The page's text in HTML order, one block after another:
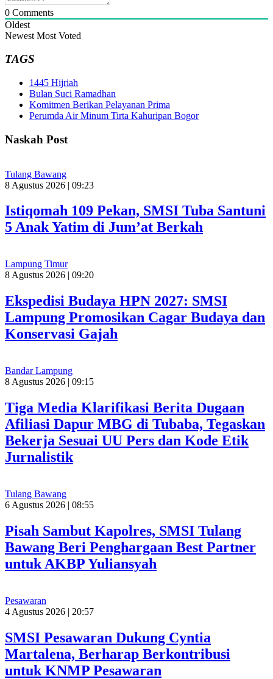
0 Comments
Oldest
Newest Most Voted
TAGS
1445 Hijriah
Bulan Suci Ramadhan
Komitmen Berikan Pelayanan Prima
Perumda Air Minum Tirta Kahuripan Bogor
Naskah Post
Tulang Bawang
8 Agustus 2026 | 09:23
Istiqomah 109 Pekan, SMSI Tuba Santuni
5 Anak Yatim di Jum’at Berkah
Lampung Timur
8 Agustus 2026 | 09:20
Ekspedisi Budaya HPN 2027: SMSI
Lampung Promosikan Cagar Budaya dan
Konservasi Gajah
Bandar Lampung
8 Agustus 2026 | 09:15
Tiga Media Klarifikasi Berita Dugaan
Afiliasi Dapur MBG di Tubaba, Tegaskan
Bekerja Sesuai UU Pers dan Kode Etik
Jurnalistik
Tulang Bawang
6 Agustus 2026 | 08:55
Pisah Sambut Kapolres, SMSI Tulang
Bawang Beri Penghargaan Best Partner
untuk AKBP Yuliansyah
Pesawaran
4 Agustus 2026 | 20:57
SMSI Pesawaran Dukung Cyntia
Martalena, Berharap Berkontribusi
untuk KNMP Pesawaran